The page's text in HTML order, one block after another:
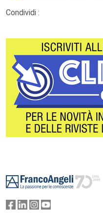
Condividi :